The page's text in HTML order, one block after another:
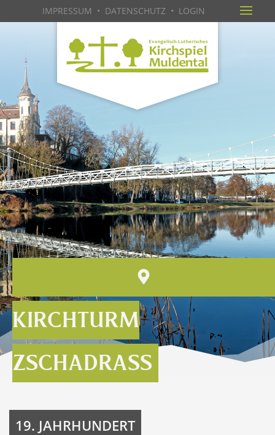
IMPRESSUM • DATENSCHUTZ • LOGIN
KIRCHTURM
ZSCHADRASS
19. JAHRHUNDERT